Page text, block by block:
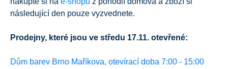
následující den pouze vyzvednete.
Prodejny, které jsou ve středu 17.11. otevřené:
Dům barev Brno Maříkova, otevírací doba 7:00 - 15:00